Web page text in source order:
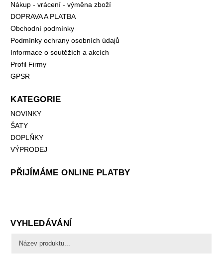
Nákup - vrácení - výměna zboží
DOPRAVA A PLATBA
Obchodní podmínky
Podmínky ochrany osobních údajů
Informace o soutěžích a akcích
Profil Firmy
GPSR
KATEGORIE
NOVINKY
ŠATY
DOPLŇKY
VÝPRODEJ
PŘIJÍMÁME ONLINE PLATBY
VYHLEDÁVÁNÍ